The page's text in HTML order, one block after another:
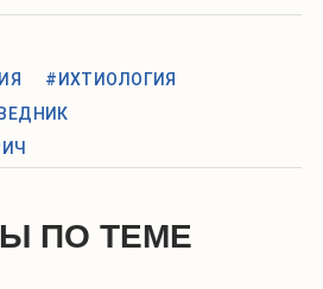
#ИХТИОЛОГИЯ
ПО ТЕМЕ